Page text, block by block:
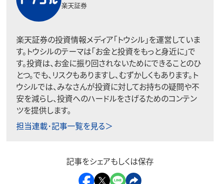
楽天証券
楽天証券の投資情報メディア「トウシル」を運営していま
す。トウシルのテーマは「お金と投資をもっと身近に」で
す。投資は、お金に振り回されないためにできることのひ
とつ。でも、リスクもありますし、むずかしくもあります。ト
ウシルでは、みなさんが投資に対してお持ちの疑問や不
安を減らし、投資へのハードルをさげるためのコンテン
ツを提供します。
担当連載･記事一覧を見る＞
記事をシェアもしくは保存